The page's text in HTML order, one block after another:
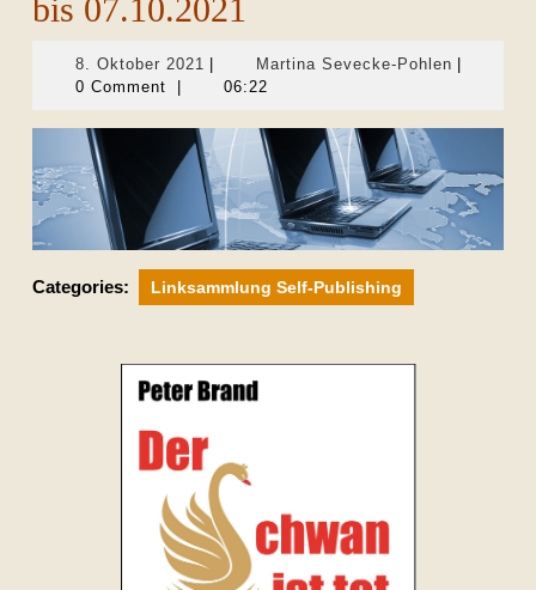
bis 07.10.2021
8. Oktober 2021 8.
Oktober
Martina Sevecke-PohlenMartina
0 Comment
06:22
Categories: Linksammlung Self-Publishing